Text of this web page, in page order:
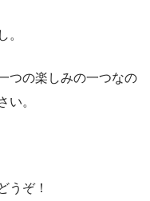
。
つの楽しみの一つなの
い。
うぞ！